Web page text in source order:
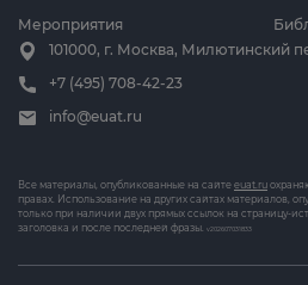
Мероприятия
101000, г. Москва, Милютинский
+7 (495) 708-42-23
info@euat.ru
Все материалы, опубликованные на сайте euat.ru
правах. Использование на других сайтах материалов,
только при наличии двух прямых ссылок на страницу-
заголовка и после последней фразы. v202607031833